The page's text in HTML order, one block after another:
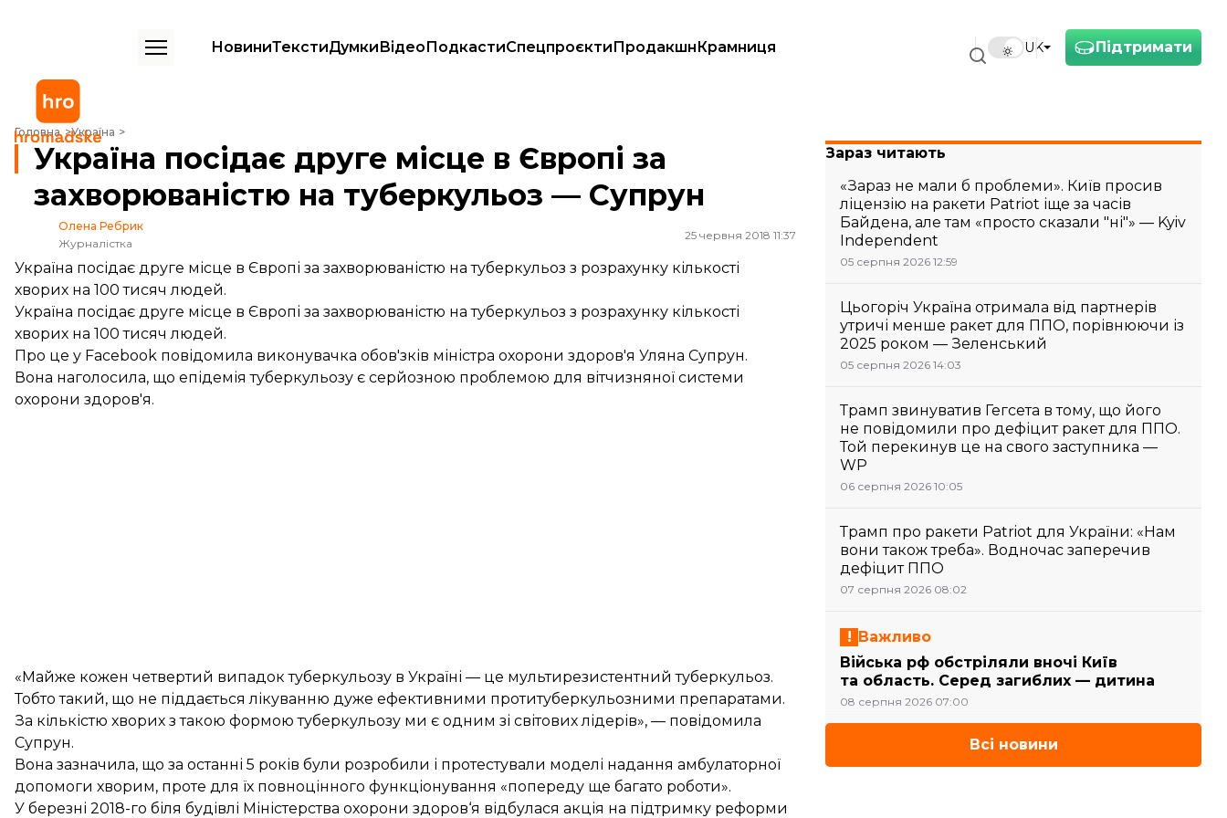
Підтримати
UK
НовиниТекстиДумкиВідеоПодкастиСпецпроєктиПродакшнКрамниця
Головна Україна
Україна посідає друге місце в Європі за захворюваністю на туберкульоз — Супрун
Україна посідає друге місце в Європі за
захворюваністю на туберкульоз — Супрун
Олена Ребрик
Журналістка
25 червня 2018 11:37
Україна посідає друге місце в Європі за захворюваністю на туберкульоз з розрахунку кількості
хворих на 100 тисяч людей.
Україна посідає друге місце в Європі за захворюваністю на туберкульоз з розрахунку кількості
хворих на 100 тисяч людей.
Про це у Facebook повідомила виконувачка обов'зків міністра охорони здоров'я Уляна Супрун.
Вона наголосила, що епідемія туберкульозу є серйозною проблемою для вітчизняної системи
охорони здоров'я.
«Майже кожен четвертий випадок туберкульозу в Україні — це мультирезистентний туберкульоз.
Тобто такий, що не піддається лікуванню дуже ефективними протитуберкульозними препаратами.
За кількістю хворих з такою формою туберкульозу ми є одним зі світових лідерів», — повідомила
Супрун.
Вона зазначила, що за останні 5 років були розробили і протестували моделі надання амбулаторної
допомоги хворим, проте для їх повноцінного функціонування «попереду ще багато роботи».
У березні 2018-го біля будівлі Міністерства охорони здоров‘я відбулася акція на підтримку реформи
Зараз читають
«Зараз не мали б проблеми». Київ просив
ліцензію на ракети Patriot іще за часів
Байдена, але там «просто сказали "ні"» — Kyiv
Independent
05 серпня 2026 12:59
Цьогоріч Україна отримала від партнерів
утричі менше ракет для ППО, порівнюючи із
2025 роком — Зеленський
05 серпня 2026 14:03
Трамп звинуватив Гегсета в тому, що його
не повідомили про дефіцит ракет для ППО.
Той перекинув це на свого заступника —
WP
06 серпня 2026 10:05
Трамп про ракети Patriot для України: «Нам
вони також треба». Водночас заперечив
дефіцит ППО
07 серпня 2026 08:02
Важливо
Війська рф обстріляли вночі Київ
та область. Серед загиблих — дитина
08 серпня 2026 07:00
Всі новини